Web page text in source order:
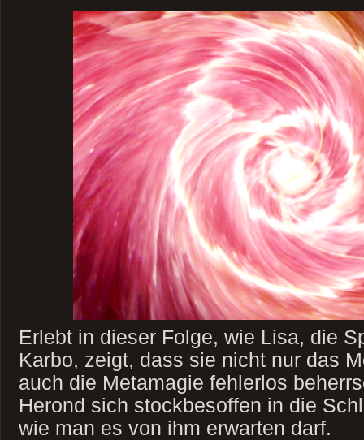
Erlebt in dieser Folge, wie Lisa, die
Karbo, zeigt, dass sie nicht nur das
auch die Metamagie fehlerlos
Herond sich stockbesoffen in die
wie man es von ihm erwarten darf.